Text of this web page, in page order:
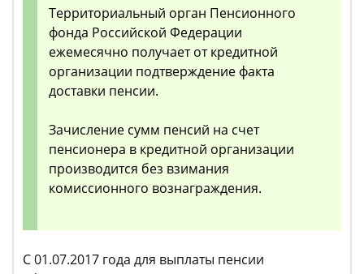
Территориальный орган Пенсионного
фонда Российской Федерации
ежемесячно получает от кредитной
организации подтверждение факта
доставки пенсии.
Зачисление сумм пенсий на счет
пенсионера в кредитной организации
производится без взимания
комиссионного вознаграждения.
С 01.07.2017 года для выплаты пенсии